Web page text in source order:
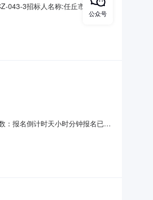
043-3招标人名称:任丘市扶贫和
构地址;沧州市北京路天成地产十
丘
：报名倒计时天小时分钟报名已结
公众号